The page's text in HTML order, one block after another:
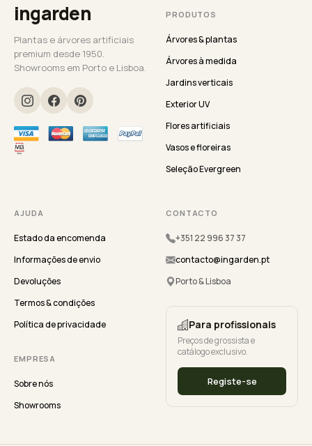
ingarden
Plantas e árvores artificiais
premium desde 1950.
Showrooms em Porto e Lisboa.
PRODUTOS
Árvores & plantas
Árvores à medida
Jardins verticais
Exterior UV
Flores artificiais
Vasos e floreiras
Seleção Evergreen
AJUDA
Estado da encomenda
Informações de envio
Devoluções
Termos & condições
Política de privacidade
EMPRESA
Sobre nós
Showrooms
CONTACTO
+351 22 996 37 37
contacto@ingarden.pt
Porto & Lisboa
Para profissionais
Preços de grossista e
catálogo exclusivo.
Registe-se